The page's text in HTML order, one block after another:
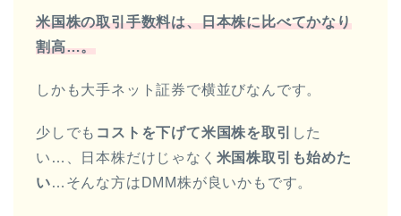
米国株の取引手数料は、日本株に比べてかなり
割高…。
しかも大手ネット証券で横並びなんです。
少しでも コストを下げて米国株を取引
した
い…、日本株だけじゃなく 米国株取引も始めた
い…そんな方はDMM株が良いかもです。